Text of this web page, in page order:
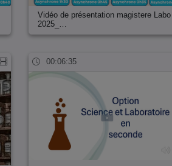
Vidéo de présentation magistere Labo
2025_…
00:06:35